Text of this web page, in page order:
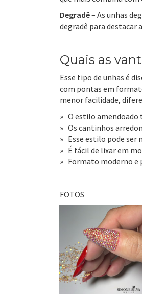
Degradê– As unhas
degradê para destacar
Quais as
Esse tipo de unhas é
com pontas em
menor facilidade,
» O estilo amendoado
» Os cantinhos
» Esse estilo pode ser
» É fácil de lixar em
» Formato moderno e
FOTOS